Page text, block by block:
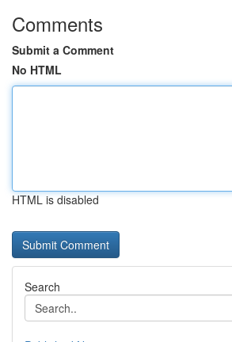
Comments
Submit a Comment
No HTML
HTML is disabled
Search